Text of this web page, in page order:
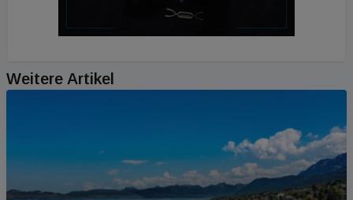
Weitere Artikel